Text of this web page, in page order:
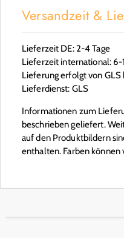
Versandzeit &
Lieferzeit DE: 2-4 Tage
Lieferzeit international: 6-
Lieferung erfolgt von GLS
Lieferdienst: GLS
Informationen zum
beschrieben geliefert.
auf den Produktbildern
enthalten. Farben